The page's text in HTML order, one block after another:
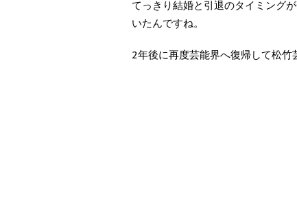
てっきり結婚と引退のタイミング
いたんですね。
2年後に再度芸能界へ復帰して松竹